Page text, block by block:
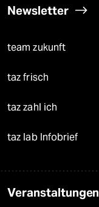
Newsletter
team zukunft
taz frisch
taz zahl ich
taz lab Infobrief
Veranstaltungen